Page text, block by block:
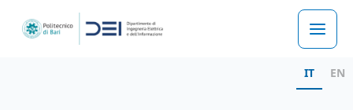
Main
Menu
IT EN